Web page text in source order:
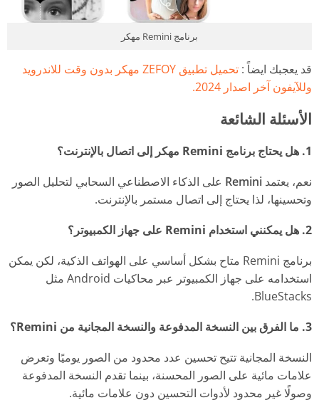
برنامج Remini مهكر
قد يعجبك ايضاً :
تحميل تطبيق ZEFOY مهكر بدون وقت للاندرويد
وللآيفون آخر اصدار 2024.
الأسئلة الشائعة
1. هل يحتاج برنامج Remini مهكر إلى اتصال بالإنترنت؟
نعم، يعتمد Remini على الذكاء الاصطناعي السحابي لتحليل الصور
وتحسينها، لذا يحتاج إلى اتصال مستمر بالإنترنت.
2. هل يمكنني استخدام Remini على جهاز الكمبيوتر؟
برنامج Remini متاح بشكل أساسي على الهواتف الذكية، لكن يمكن
استخدامه على جهاز الكمبيوتر عبر محاكيات Android مثل
BlueStacks.
3. ما الفرق بين النسخة المدفوعة والنسخة المجانية من Remini؟
النسخة المجانية تتيح تحسين عدد محدود من الصور يوميًا وتعرض
علامات مائية على الصور المحسنة، بينما تقدم النسخة المدفوعة
وصولًا غير محدود لأدوات التحسين دون علامات مائية.